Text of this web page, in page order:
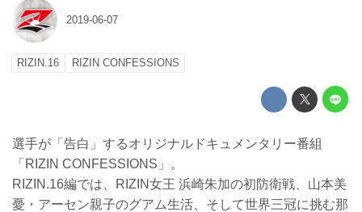
2019-06-07
RIZIN.16 RIZIN CONFESSIONS
選手が「告白」するオリジナルドキュメンタリー番組
「RIZIN CONFESSIONS」。
RIZIN.16編では、RIZIN女王 浜崎朱加の初防衛戦、山本美
憂・アーセン親子のグアム生活、そして世界三冠に挑む那